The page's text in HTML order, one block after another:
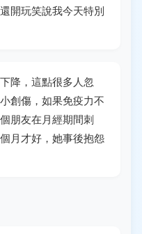
開玩笑說我今天特別
降，這點很多人忽
創傷，如果免疫力不
朋友在月經期間刺
月才好，她事後抱怨